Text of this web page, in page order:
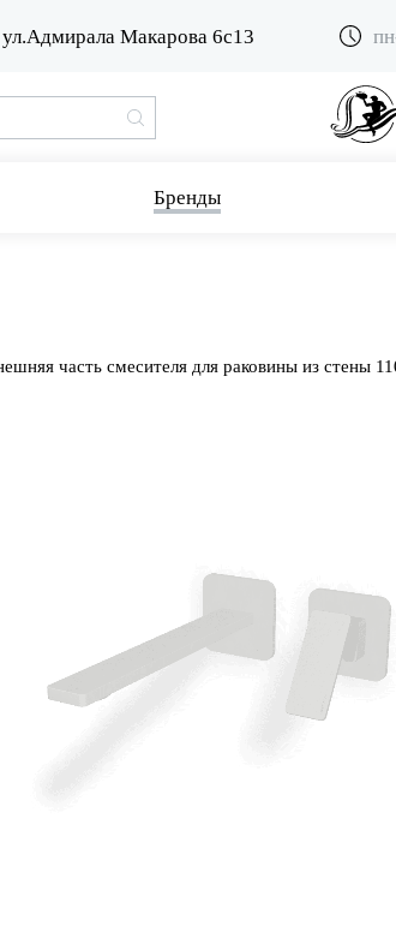
Макарова 6с13
Бренды
часть смесителя для раковины из стены